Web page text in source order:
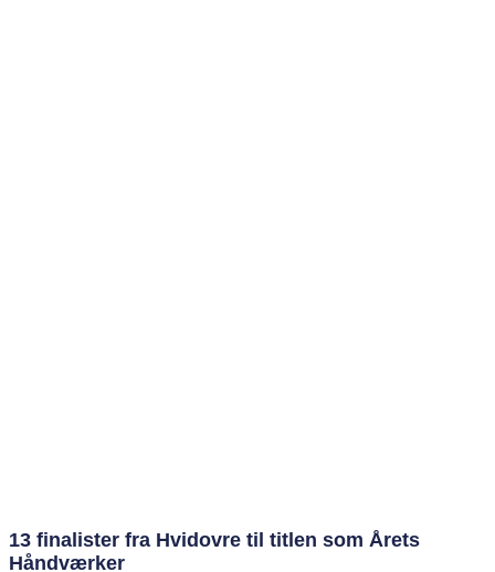
13 finalister fra Hvidovre til titlen som Årets
Håndværker